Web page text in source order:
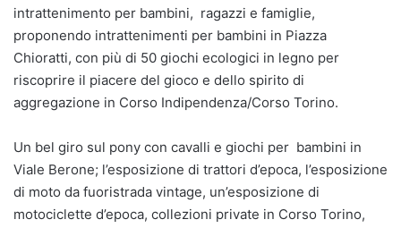
intrattenimento per bambini, ragazzi e famiglie,
proponendo intrattenimenti per bambini in Piazza
Chioratti, con più di 50 giochi ecologici in legno per
riscoprire il piacere del gioco e dello spirito di
aggregazione in Corso Indipendenza/Corso Torino.
Un bel giro sul pony con cavalli e giochi per bambini in
Viale Berone; l’esposizione di trattori d’epoca, l’esposizione
di moto da fuoristrada vintage, un’esposizione di
motociclette d’epoca, collezioni private in Corso Torino,